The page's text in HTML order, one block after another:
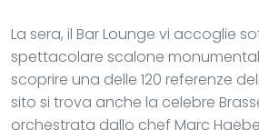
La sera, il Bar Lounge vi accoglie
spettacolare scalone
scoprire una delle 120 referenze
sito si trova anche la celebre
orchestrata dallo chef Marc